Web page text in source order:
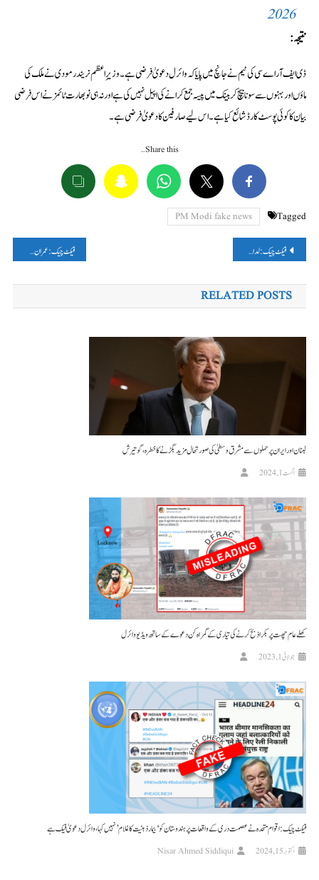
2026
نتیجہ:
ڈی ایف آر اے سی کی ٹیم نے جانچ میں پایا کہ وائرل دعویٰ فرضی ہے۔ وزیرِ اعظم نریندر مودی نے ملک کی
ماؤں اور بہنوں سے سونا بیچ کر بینک میں پیسہ جمع کرانے کی اپیل نہیں کی ہے اور نہ ہی نو بھارت ٹائمز نے اس فرضی
بیان کا کوئی پوسٹ کارڈ شائع کیا ہے۔ اس لیے صارفین کا دعویٰ فرضی ہے۔
Share this…
Tagged
PM Modi fake news
پوسٹوں
کی
نیویگیشن
فیکٹ چیک: لداخ میں پُرتشدد مظاہروں کا دعویٰ غلط ہے، وائرل ویڈیو گزشتہ سال ہونے والے مظاہرے کا ہے فیکٹ چیک: عمران مسعود نے اکھلیش یادو کی بیٹی پر کوئی قابلِ اعتراض بیان نہیں دیا، فرضی دعویٰ وائرل
RELATED POSTS
لبنان اور ایران پر حملوں سے مشرق وسطیٰ کی صورتحال مزید بگڑنے کا خطرہ، گوتیرش
اگست 1, 2024
کھلے عام چھت پر بکرا ذبح کرنے کی تیاری کے گمراہ کُن دعوے کے ساتھ ویڈیو وائرل
جولائی 1, 2023
فیکٹ چیک : اقوام متحدہ نے عصمت دری کے واقعات پر ہندوستان کو ‘بیمار ذہنیت کا غلام’ نہیں کہا، وائرل دعویٰ فیک ہے
اکتوبر 15, 2024 Nisar Ahmed Siddiqui